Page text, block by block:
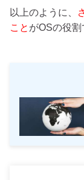
以上のように、
こと がOSの役割